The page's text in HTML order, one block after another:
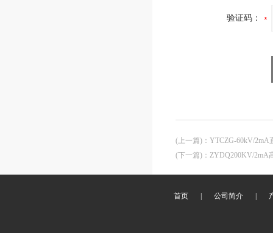
验证码：
(上一篇) ： YTCZG-60kV/2mA
(下一篇) ： ZYDQ200KV/2mA
首页 公司简介